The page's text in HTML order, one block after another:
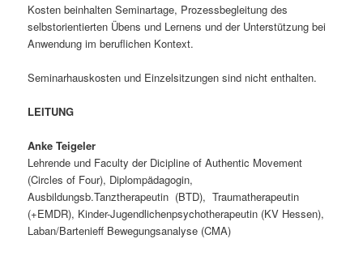
Kosten beinhalten Seminartage, Prozessbegleitung des
selbstorientierten Übens und Lernens und der Unterstützung bei
Anwendung im beruflichen Kontext.
Seminarhauskosten und Einzelsitzungen sind nicht enthalten.
LEITUNG
Anke Teigeler
Lehrende und Faculty der Dicipline of Authentic Movement
(Circles of Four), Diplompädagogin,
Ausbildungsb.Tanztherapeutin (BTD), Traumatherapeutin
(+EMDR), Kinder-Jugendlichenpsychotherapeutin (KV Hessen),
Laban/Bartenieff Bewegungsanalyse (CMA)